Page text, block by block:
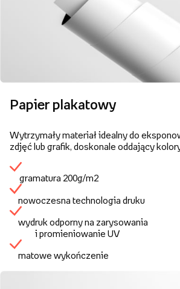
Papier plakatowy
Wytrzymały materiał idealny do
zdjęć lub grafik, doskonale oddający
gramatura 200g/m2
nowoczesna technologia druku
wydruk odporny na zarysowania
i promieniowanie UV
matowe wykończenie